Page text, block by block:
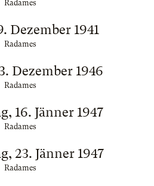
Radames
Dezember 1941
Radames
Dezember 1946
Radames
16. Jänner 1947
Radames
23. Jänner 1947
Radames